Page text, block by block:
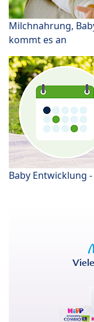
Milchnahrung,
kommt es an
Baby Entwicklung